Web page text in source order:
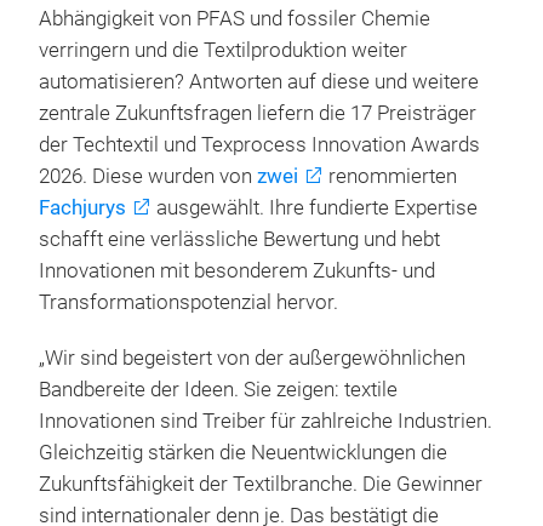
Abhängigkeit von PFAS und fossiler Chemie
verringern und die Textilproduktion weiter
automatisieren? Antworten auf diese und weitere
zentrale Zukunftsfragen liefern die 17 Preisträger
der Techtextil und Texprocess Innovation Awards
2026. Diese wurden von zwei
renommierten
Fachjurys
ausgewählt. Ihre fundierte Expertise
schafft eine verlässliche Bewertung und hebt
Innovationen mit besonderem Zukunfts- und
Transformationspotenzial hervor.
„Wir sind begeistert von der außergewöhnlichen
Bandbereite der Ideen. Sie zeigen: textile
Innovationen sind Treiber für zahlreiche Industrien.
Gleichzeitig stärken die Neuentwicklungen die
Zukunftsfähigkeit der Textilbranche. Die Gewinner
sind internationaler denn je. Das bestätigt die